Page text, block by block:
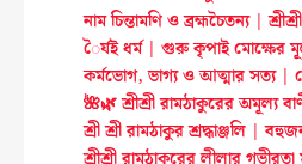
নাম চিন্তামণি ও ব্রহ্মচৈতন্য |
ৈর্যই ধর্ম | গুরু কৃপাই মোক্ষের
কর্মভোগ, ভাগ্য ও আত্মার সত্য |
🌺🌿 শ্রীশ্রী রামঠাকুরের অমূল্য
শ্রী শ্রী রামঠাকুর শ্রদ্ধাঞ্জলি |